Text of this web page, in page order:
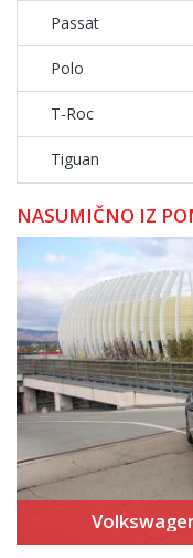
Passat
Polo
T-Roc
Tiguan
NASUMIČNO IZ